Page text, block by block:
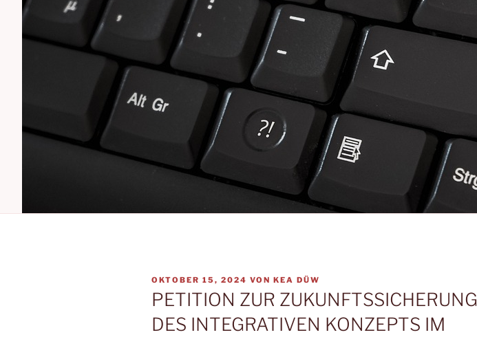
VERÖFFENTLICHT
AM
OKTOBER 15, 2024 VON KEA DÜW
PETITION ZUR ZUKUNFTSSICHERUNG
DES INTEGRATIVEN KONZEPTS IM